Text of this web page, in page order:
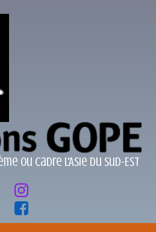
ou cadre l'Asie du Sud-Est